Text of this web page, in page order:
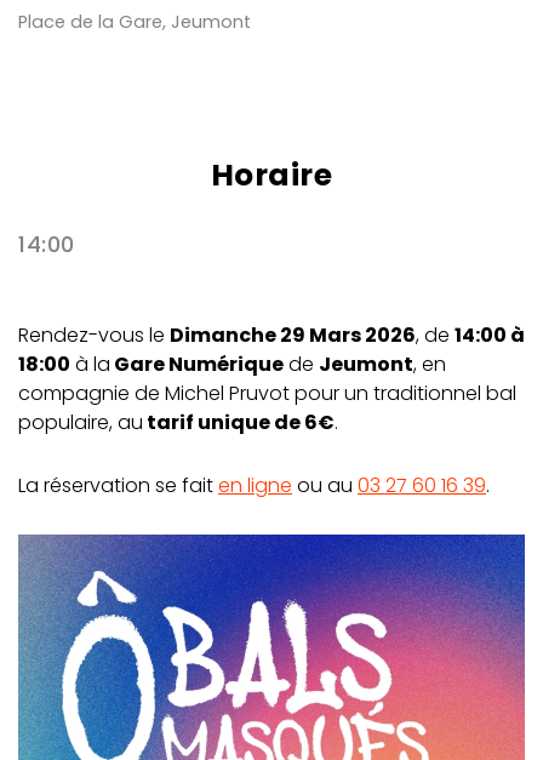
Place de la Gare, Jeumont
Horaire
14:00
Rendez-vous le Dimanche 29 Mars 2026, de 14:00 à
18:00 à la Gare Numériquede Jeumont, en
compagnie de Michel Pruvot pour un traditionnel bal
populaire, au tarif unique de 6€.
La réservation se faiten ligne ou au 03 27 60 16 39.